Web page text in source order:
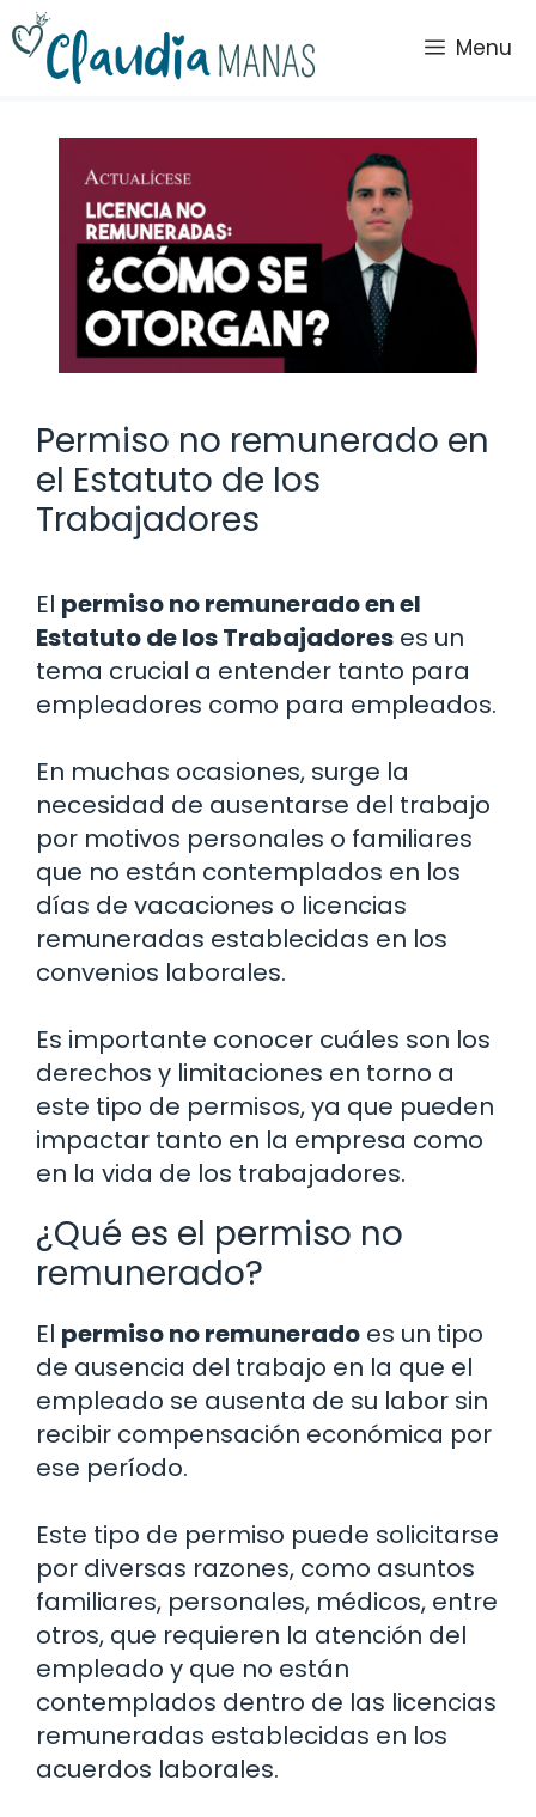
Saltar
al
contenido
Menu
Permiso no remunerado en
el Estatuto de los
Trabajadores
El permiso no remunerado en el
Estatuto de los Trabajadores es un
tema crucial a entender tanto para
empleadores como para empleados.
En muchas ocasiones, surge la
necesidad de ausentarse del trabajo
por motivos personales o familiares
que no están contemplados en los
días de vacaciones o licencias
remuneradas establecidas en los
convenios laborales.
Es importante conocer cuáles son los
derechos y limitaciones en torno a
este tipo de permisos, ya que pueden
impactar tanto en la empresa como
en la vida de los trabajadores.
¿Qué es el permiso no
remunerado?
El permiso no remunerado es un tipo
de ausencia del trabajo en la que el
empleado se ausenta de su labor sin
recibir compensación económica por
ese período.
Este tipo de permiso puede solicitarse
por diversas razones, como asuntos
familiares, personales, médicos, entre
otros, que requieren la atención del
empleado y que no están
contemplados dentro de las licencias
remuneradas establecidas en los
acuerdos laborales.